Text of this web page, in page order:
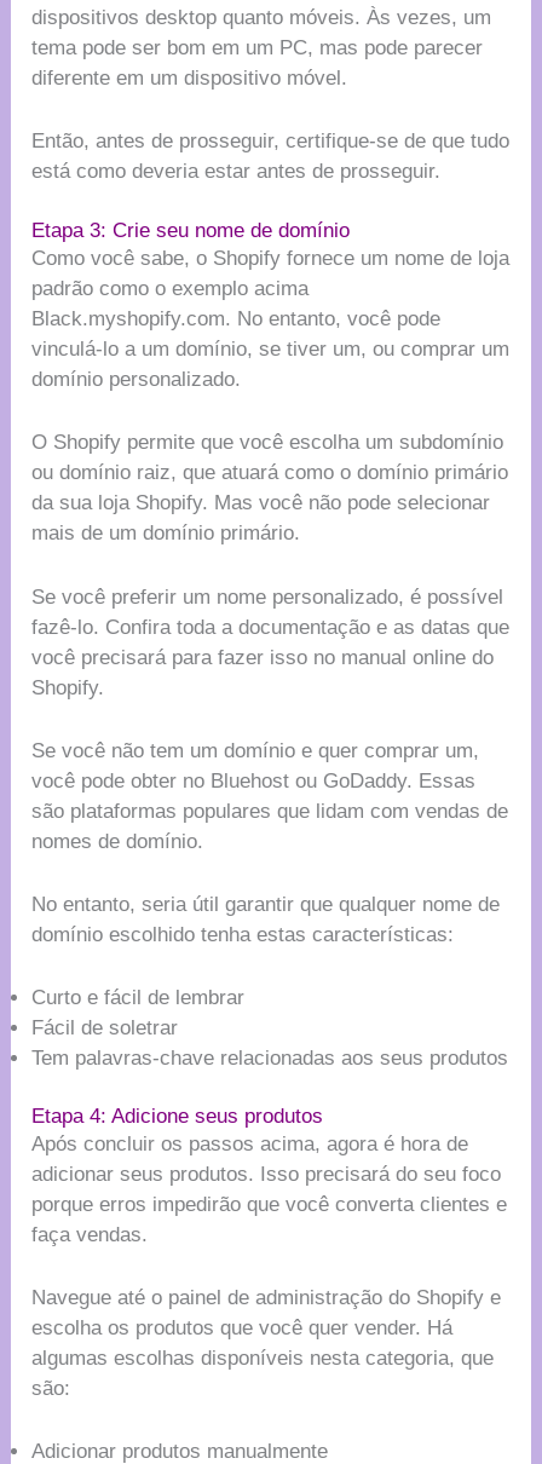
dispositivos desktop quanto móveis. Às vezes, um
tema pode ser bom em um PC, mas pode parecer
diferente em um dispositivo móvel.
Então, antes de prosseguir, certifique-se de que tudo
está como deveria estar antes de prosseguir.
Etapa 3: Crie seu nome de domínio
Como você sabe, o Shopify fornece um nome de loja
padrão como o exemplo acima
Black.myshopify.com. No entanto, você pode
vinculá-lo a um domínio, se tiver um, ou comprar um
domínio personalizado.
O Shopify permite que você escolha um subdomínio
ou domínio raiz, que atuará como o domínio primário
da sua loja Shopify. Mas você não pode selecionar
mais de um domínio primário.
Se você preferir um nome personalizado, é possível
fazê-lo. Confira toda a documentação e as datas que
você precisará para fazer isso no manual online do
Shopify.
Se você não tem um domínio e quer comprar um,
você pode obter no Bluehost ou GoDaddy. Essas
são plataformas populares que lidam com vendas de
nomes de domínio.
No entanto, seria útil garantir que qualquer nome de
domínio escolhido tenha estas características:
Curto e fácil de lembrar
Fácil de soletrar
Tem palavras-chave relacionadas aos seus produtos
Etapa 4: Adicione seus produtos
Após concluir os passos acima, agora é hora de
adicionar seus produtos. Isso precisará do seu foco
porque erros impedirão que você converta clientes e
faça vendas.
Navegue até o painel de administração do Shopify e
escolha os produtos que você quer vender. Há
algumas escolhas disponíveis nesta categoria, que
são:
Adicionar produtos manualmente